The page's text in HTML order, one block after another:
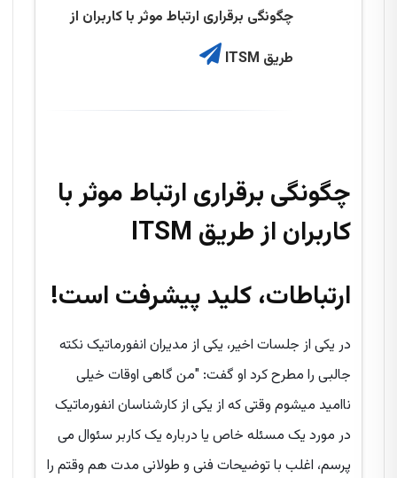
چگونگی برقراری ارتباط موثر با کاربران از
طریق ITSM
چگونگی برقراری ارتباط موثر با
کاربران از طریق ITSM
ارتباطات، کلید پیشرفت است!
در یکی از جلسات اخیر، یکی از مدیران انفورماتیک نکته
جالبی را مطرح کرد او گفت: "من گاهی اوقات خیلی
ناامید میشوم وقتی که از یکی از کارشناسان انفورماتیک
در مورد یک مسئله خاص یا درباره یک کاربر سئوال می
پرسم، اغلب با توضیحات فنی و طولانی مدت هم وقتم را